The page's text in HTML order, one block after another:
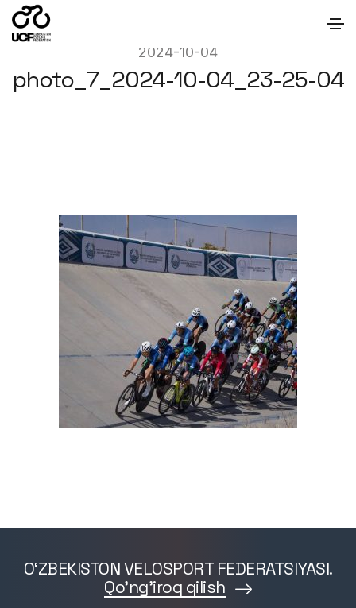
2024-10-04
photo_7_2024-10-04_23-25-04
O‘ZBEKISTON VELOSPORT FEDERATSIYASI.
Qo'ng'iroq qilish